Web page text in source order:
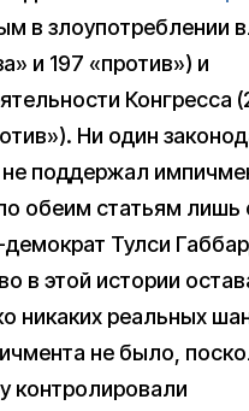
в злоупотреблении
и 197 «против») и
Конгресса
Ни один
поддержал
обеим статьям лишь
Тулси
в этой истории
никаких реальных
не было,
контролировали